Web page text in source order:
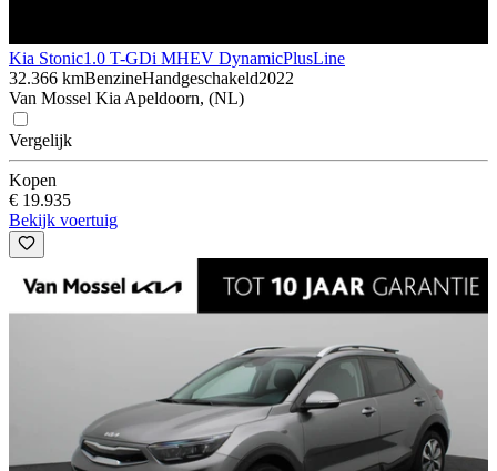
Kia Stonic1.0 T-GDi MHEV DynamicPlusLine
32.366 kmBenzineHandgeschakeld2022
Van Mossel Kia Apeldoorn, (NL)
Vergelijk
Kopen
€ 19.935
Bekijk voertuig